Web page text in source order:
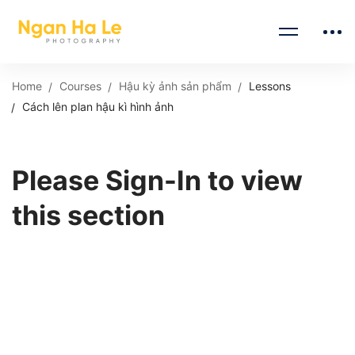
Home Courses Hậu kỳ ảnh sản phẩm
Lessons
Cách lên plan hậu kì hình ảnh
Please Sign-In to view
this section